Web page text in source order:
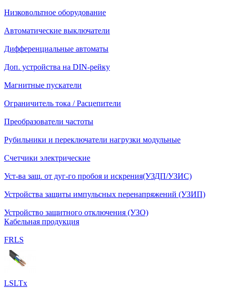
Низковольтное оборудование
Автоматические выключатели
Дифференциальные автоматы
Доп. устройства на DIN-рейку
Магнитные пускатели
Ограничитель тока / Расцепители
Преобразователи частоты
Рубильники и переключатели нагрузки модульные
Счетчики электрические
Уст-ва защ. от дуг-го пробоя и искрения(УЗДП/УЗИС)
Устройства защиты импульсных перенапряжений (УЗИП)
Устройство защитного отключения (УЗО)
Кабельная продукция
FRLS
LSLTx